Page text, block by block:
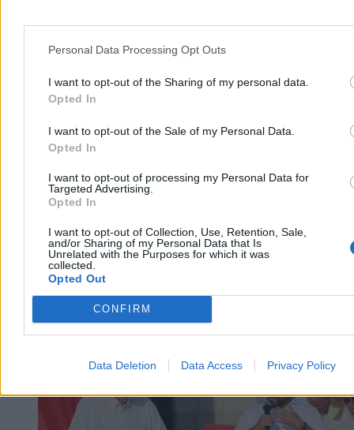
Personal Data Processing Opt Outs
I want to opt-out of the Sharing of my personal data.
Opted In
I want to opt-out of the Sale of my Personal Data.
Opted In
I want to opt-out of processing my Personal Data for
Targeted Advertising.
Opted In
I want to opt-out of Collection, Use, Retention, Sale,
and/or Sharing of my Personal Data that Is
Unrelated with the Purposes for which it was
collected.
Opted Out
CONFIRM
Data Deletion Data Access Privacy Policy
Wczoraj 18:56